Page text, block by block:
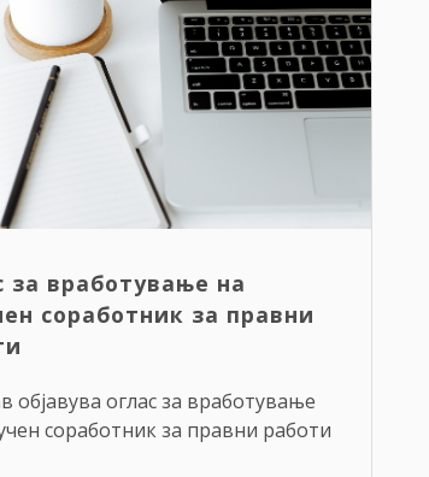
за вработување на
соработник за правни
објавува оглас за вработување
соработник за правни работи